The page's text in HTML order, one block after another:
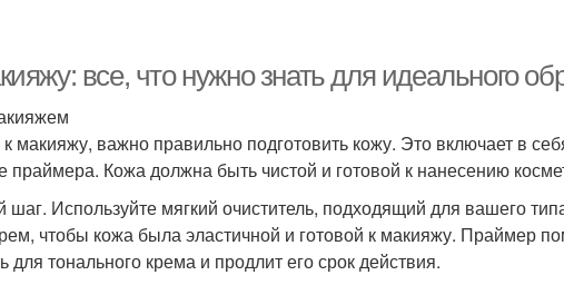
все, что нужно знать для идеального
макияжу, важно правильно подготовить кожу. Это включает в
Кожа должна быть чистой и готовой к нанесению
Используйте мягкий очиститель, подходящий для вашего
чтобы кожа была эластичной и готовой к макияжу. Праймер
тонального крема и продлит его срок действия.